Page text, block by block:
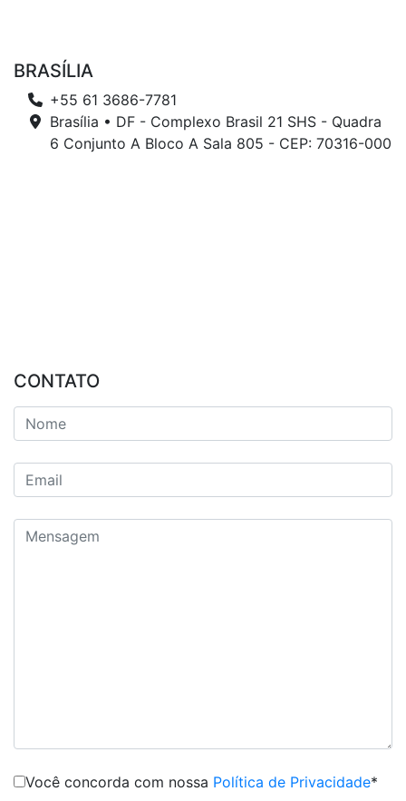
BRASÍLIA
+55 61 3686-7781
Brasília • DF - Complexo Brasil 21 SHS - Quadra
6 Conjunto A Bloco A Sala 805 - CEP: 70316-000
CONTATO
Você concorda com nossa Política de Privacidade*